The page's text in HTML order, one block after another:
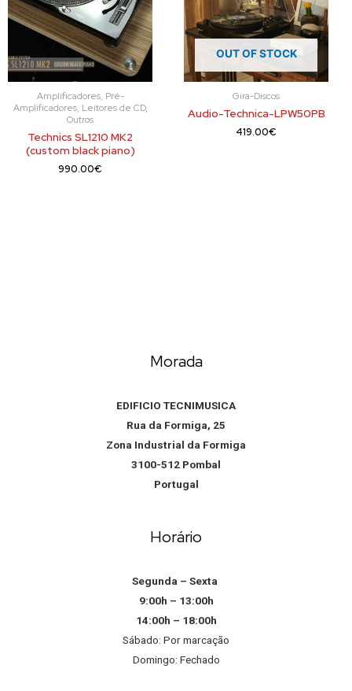
Amplificadores, Pré-
Amplificadores, Leitores de CD,
Outros
Technics SL1210 MK2
(custom black piano)
990.00€
OUT OF STOCK
Gira-Discos
Audio-Technica-LPW50PB
419.00€
Morada
EDIFICIO TECNIMUSICA
Rua da Formiga, 25
Zona Industrial da Formiga
3100-512 Pombal
Portugal
Horário
Segunda – Sexta
9:00h – 13:00h
14:00h – 18:00h
Sábado: Por marcação
Domingo: Fechado